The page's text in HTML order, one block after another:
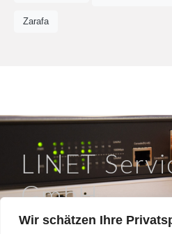
Wir schätzen Ihre
Zarafa
LINET
GmbH
So läuft IT in